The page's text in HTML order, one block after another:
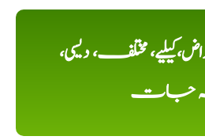
مختلف، دیسی،
جات